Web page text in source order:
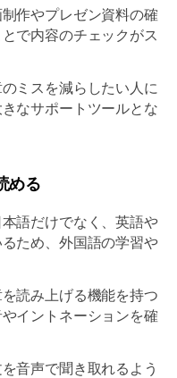
作やプレゼン資料の確
で内容のチェックがス
ミスを減らしたい人に
なサポートツールとな
める
語だけでなく、英語や
ため、外国語の学習や
読み上げる機能を持つ
イントネーションを確
音声で聞き取れるよう